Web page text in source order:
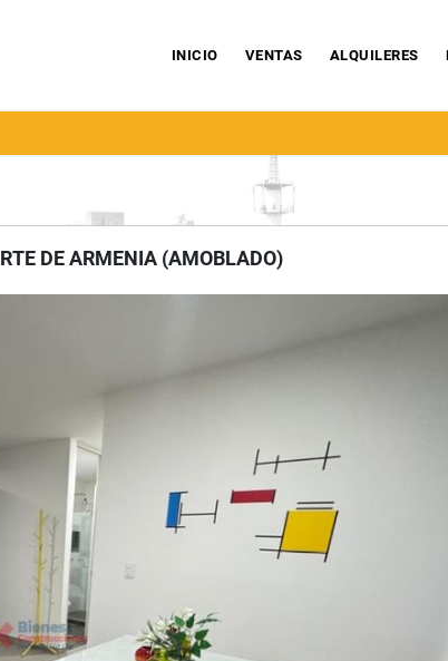
INICIO VENTAS ALQUILERES
DE ARMENIA (AMOBLADO)